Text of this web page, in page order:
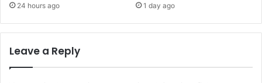
24 hours ago 1 day ago
Leave a Reply